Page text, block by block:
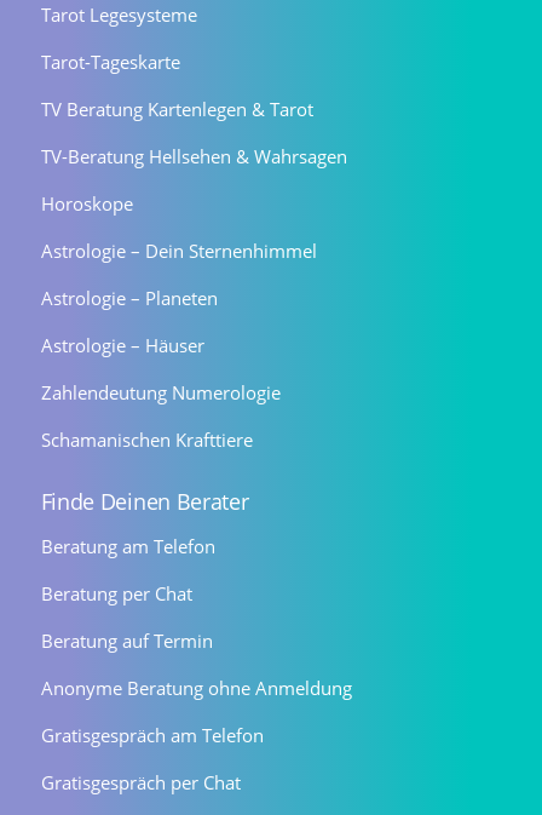
Tarot Legesysteme
Tarot-Tageskarte
TV Beratung Kartenlegen & Tarot
TV-Beratung Hellsehen & Wahrsagen
Horoskope
Astrologie – Dein Sternenhimmel
Astrologie – Planeten
Astrologie – Häuser
Zahlendeutung Numerologie
Schamanischen Krafttiere
Finde Deinen Berater
Beratung am Telefon
Beratung per Chat
Beratung auf Termin
Anonyme Beratung ohne Anmeldung
Gratisgespräch am Telefon
Gratisgespräch per Chat